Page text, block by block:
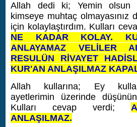
Allah dedi ki; Yemin olsun
kimseye muhtaç olmayasınız
için kolaylaştırdım. Kulları
NE KADAR KOLAY.
ANLAYAMAZ VELİLER
RESULÜN RİVAYET
KUR'AN ANLAŞILMAZ
Allah kullarına; Ey
ayetlerimin üzerinde
Kulları cevap verdi;
ANLAŞILMAZ.